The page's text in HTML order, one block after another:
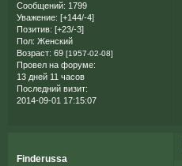
Сообщений: 1799
Уважение: [+144/-4]
Позитив: [+23/-3]
Пол: Женский
Возраст: 69 [1957-02-08]
Провел на форуме:
13 дней 11 часов
Последний визит:
2014-09-01 17:15:07
Finderussa